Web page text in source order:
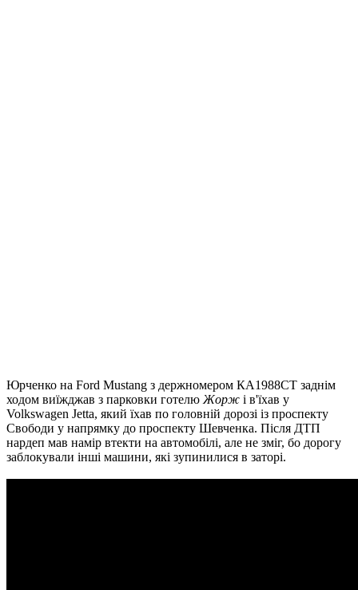
Юрченко на Ford Mustang з держномером КА1988СТ заднім
ходом виїжджав з парковки готелю Жорж і в'їхав у
Volkswagen Jetta, який їхав по головній дорозі із проспекту
Свободи у напрямку до проспекту Шевченка. Після ДТП
нардеп мав намір втекти на автомобілі, але не зміг, бо дорогу
заблокували інші машини, які зупинилися в заторі.